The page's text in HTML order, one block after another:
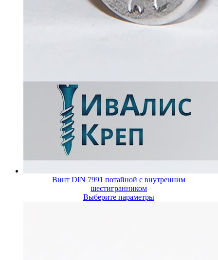
Винт DIN 7991 потайной с внутренним
шестигранником
Выберите параметры